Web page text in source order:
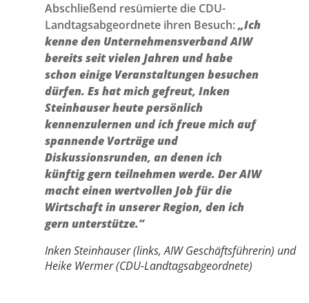
Abschließend resümierte die CDU-
Landtagsabgeordnete ihren Besuch:„Ich
kenne den Unternehmensverband AIW
bereits seit vielen Jahren und habe
schon einige Veranstaltungen besuchen
dürfen. Es hat mich gefreut, Inken
Steinhauser heute persönlich
kennenzulernen und ich freue mich auf
spannende Vorträge und
Diskussionsrunden, an denen ich
künftig gern teilnehmen werde. Der AIW
macht einen wertvollen Job für die
Wirtschaft in unserer Region, den ich
gern unterstütze.“
Inken Steinhauser (links, AIW Geschäftsführerin) und
Heike Wermer (CDU-Landtagsabgeordnete)